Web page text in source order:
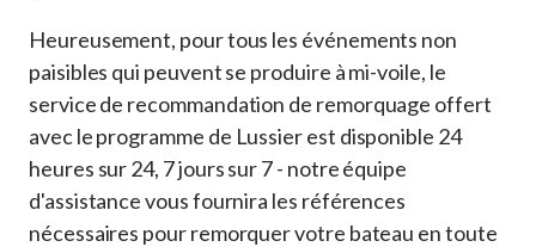
Heureusement, pour tous les événements non
paisibles qui peuvent se produire à mi-voile, le
service de recommandation de remorquage offert
avec le programme de Lussier est disponible 24
heures sur 24, 7 jours sur 7 - notre équipe
d'assistance vous fournira les références
nécessaires pour remorquer votre bateau en toute